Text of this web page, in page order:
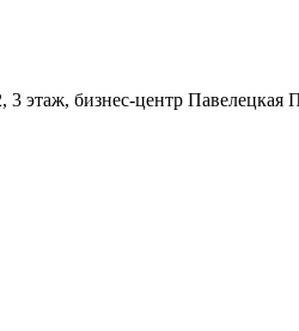
этаж, бизнес-центр Павелецкая